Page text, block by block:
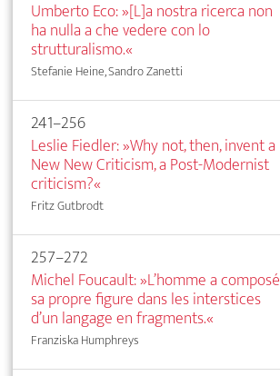
Umberto Eco: »[L]a nostra ricerca non
ha nulla a che vedere con lo
strutturalismo.«
Stefanie Heine, Sandro Zanetti
241–256
Leslie Fiedler: »Why not, then, invent a
New New Criticism, a Post-Modernist
criticism?«
Fritz Gutbrodt
257–272
Michel Foucault: »L’homme a composé
sa propre figure dans les interstices
d’un langage en fragments.«
Franziska Humphreys